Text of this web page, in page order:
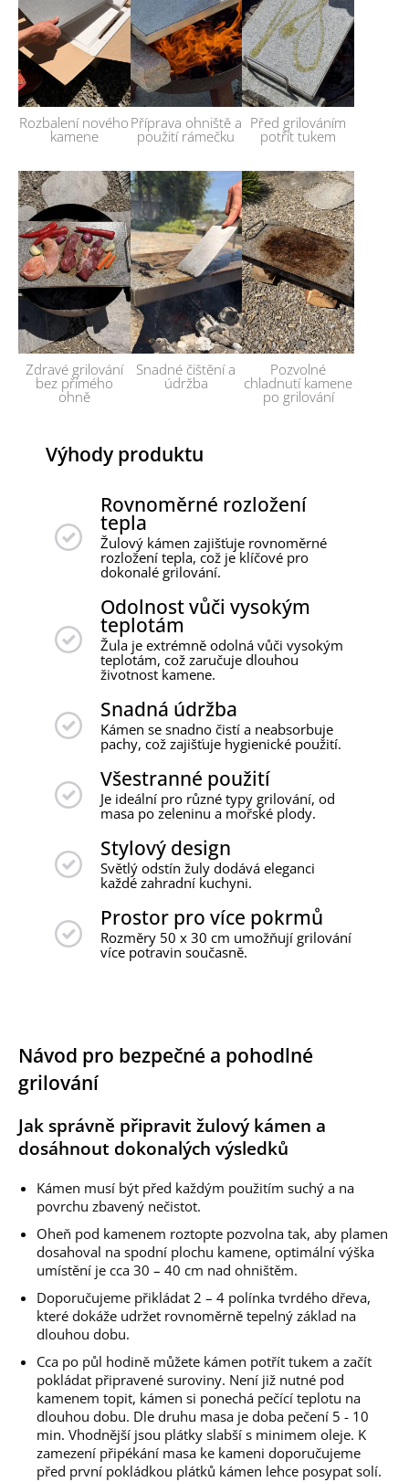
Rozbalení nového
kamene
Příprava ohniště a
použití rámečku
Před grilováním
potřít tukem
Zdravé grilování
bez přímého
ohně
Snadné čištění a
údržba
Pozvolné
chladnutí kamene
po grilování
Výhody produktu
Rovnoměrné rozložení
tepla
Žulový kámen zajišťuje rovnoměrné
rozložení tepla, což je klíčové pro
dokonalé grilování.
Odolnost vůči vysokým
teplotám
Žula je extrémně odolná vůči vysokým
teplotám, což zaručuje dlouhou
životnost kamene.
Snadná údržba
Kámen se snadno čistí a neabsorbuje
pachy, což zajišťuje hygienické použití.
Všestranné použití
Je ideální pro různé typy grilování, od
masa po zeleninu a mořské plody.
Stylový design
Světlý odstín žuly dodává eleganci
každé zahradní kuchyni.
Prostor pro více pokrmů
Rozměry 50 x 30 cm umožňují grilování
více potravin současně.
Návod pro bezpečné a pohodlné
grilování
Jak správně připravit žulový kámen a
dosáhnout dokonalých výsledků
Kámen musí být před každým použitím suchý a na
povrchu zbavený nečistot.
Oheň pod kamenem roztopte pozvolna tak, aby plamen
dosahoval na spodní plochu kamene, optimální výška
umístění je cca 30 – 40 cm nad ohništěm.
Doporučujeme přikládat 2 – 4 polínka tvrdého dřeva,
které dokáže udržet rovnoměrně tepelný základ na
dlouhou dobu.
Cca po půl hodině můžete kámen potřít tukem a začít
pokládat připravené suroviny. Není již nutné pod
kamenem topit, kámen si ponechá pečící teplotu na
dlouhou dobu. Dle druhu masa je doba pečení 5 - 10
min. Vhodnější jsou plátky slabší s minimem oleje. K
zamezení připékání masa ke kameni doporučujeme
před první pokládkou plátků kámen lehce posypat solí.